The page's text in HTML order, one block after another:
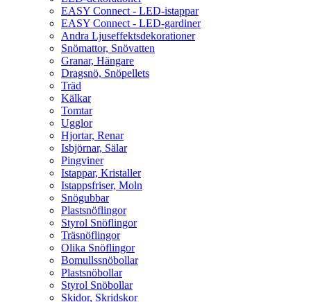
EASY Connect - LED-istappar
EASY Connect - LED-gardiner
Andra Ljuseffektsdekorationer
Snömattor, Snövatten
Granar, Hängare
Dragsnö, Snöpellets
Träd
Kälkar
Tomtar
Ugglor
Hjortar, Renar
Isbjörnar, Sälar
Pingviner
Istappar, Kristaller
Istappsfriser, Moln
Snögubbar
Plastsnöflingor
Styrol Snöflingor
Träsnöflingor
Olika Snöflingor
Bomullssnöbollar
Plastsnöbollar
Styrol Snöbollar
Skidor, Skridskor